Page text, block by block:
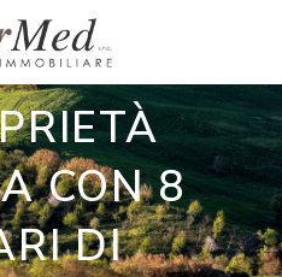
Ville
CON 8
DI